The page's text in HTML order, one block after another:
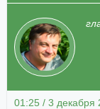
01:25 / 3 декабря